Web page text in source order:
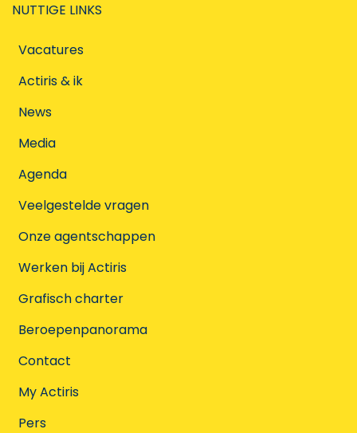
NUTTIGE LINKS
Vacatures
Actiris & ik
News
Media
Agenda
Veelgestelde vragen
Onze agentschappen
Werken bij Actiris
Grafisch charter
Beroepenpanorama
Contact
My Actiris
Pers